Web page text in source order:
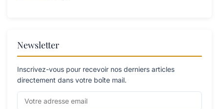
Newsletter
Inscrivez-vous pour recevoir nos derniers articles
directement dans votre boîte mail.